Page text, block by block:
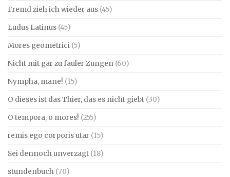
Fremd zieh ich wieder aus (45)
Ludus Latinus (45)
Mores geometrici (5)
Nicht mit gar zu fauler Zungen (60)
Nympha, mane! (15)
O dieses ist das Thier, das es nicht giebt (30)
O tempora, o mores! (255)
remis ego corporis utar (15)
Sei dennoch unverzagt (18)
stundenbuch (70)